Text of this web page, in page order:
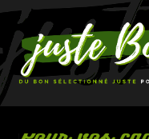
Aller
à
la
navigation
Aller
au
contenu
Accueil